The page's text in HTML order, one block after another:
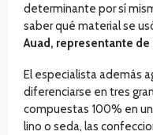
determinante por sí
saber qué material se
Auad, representante de
El especialista además
diferenciarse en tres
compuestas 100% en
lino o seda, las